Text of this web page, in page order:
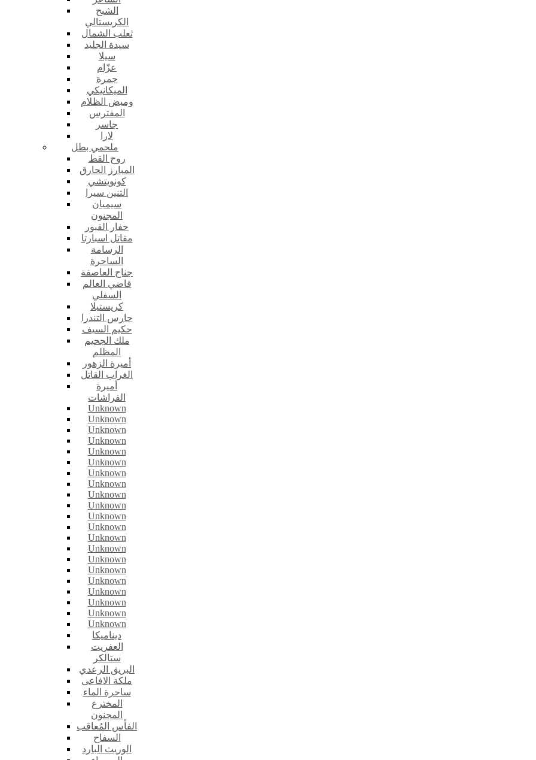
الشبح
الكريستالي
ثعلب الشمال
سيدة الجليد
سيلا
عزّام
جمرة
الميكانيكي
وميض الظلام
المفترس
جاسر
لارا
ملحمي بطل
روح القط
المبارز الحارق
كونويتشي
التنين سيرا
سيميان
المجنون
حفار القبور
مقاتل اسبارتا
الرسامة
الساحرة
جناح العاصفة
قاضي العالم
السفلي
كريستيلا
حارس التندرا
حكيم السيف
ملك الجحيم
المظلم
أميرة الزهور
الغراب القاتل
أميرة
الفراشات
Unknown
Unknown
Unknown
Unknown
Unknown
Unknown
Unknown
Unknown
Unknown
Unknown
Unknown
Unknown
Unknown
Unknown
Unknown
Unknown
Unknown
Unknown
Unknown
Unknown
Unknown
ديناميكا
العفريت
ستالكر
البريق الرعدي
ملكة الافاعى
ساحرة الماء
المخترع
المجنون
الفأس المُعاقب
السفاح
الوريث البارد